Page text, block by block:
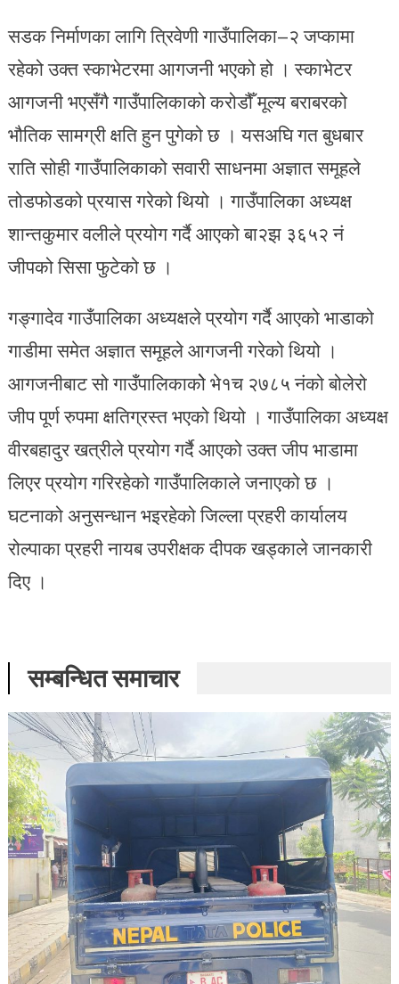
सडक निर्माणका लागि त्रिवेणी गाउँपालिका–२ जप्कामा
रहेको उक्त स्काभेटरमा आगजनी भएको हो । स्काभेटर
आगजनी भएसँगै गाउँपालिकाको करोडौँ मूल्य बराबरको
भौतिक सामग्री क्षति हुन पुगेको छ । यसअघि गत बुधबार
राति सोही गाउँपालिकाको सवारी साधनमा अज्ञात समूहले
तोडफोडको प्रयास गरेको थियो । गाउँपालिका अध्यक्ष
शान्तकुमार वलीले प्रयोग गर्दै आएको बा२झ ३६५२ नं
जीपको सिसा फुटेको छ ।
गङ्गादेव गाउँपालिका अध्यक्षले प्रयोग गर्दै आएको भाडाको
गाडीमा समेत अज्ञात समूहले आगजनी गरेको थियो ।
आगजनीबाट सो गाउँपालिकाकोे भे१च २७८५ नंको बोलेरो
जीप पूर्ण रुपमा क्षतिग्रस्त भएको थियो । गाउँपालिका अध्यक्ष
वीरबहादुर खत्रीले प्रयोग गर्दै आएको उक्त जीप भाडामा
लिएर प्रयोग गरिरहेको गाउँपालिकाले जनाएको छ ।
घटनाको अनुसन्धान भइरहेको जिल्ला प्रहरी कार्यालय
रोल्पाका प्रहरी नायब उपरीक्षक दीपक खड्काले जानकारी
दिए ।
सम्बन्धित समाचार